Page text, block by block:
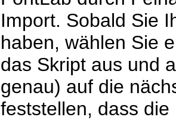
Import. Sobald Sie
haben, wählen Sie
das Skript aus und
genau) auf die
feststellen, dass